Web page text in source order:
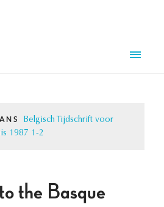
Belgisch Tijdschrift voor
1987 1-2
the Basque